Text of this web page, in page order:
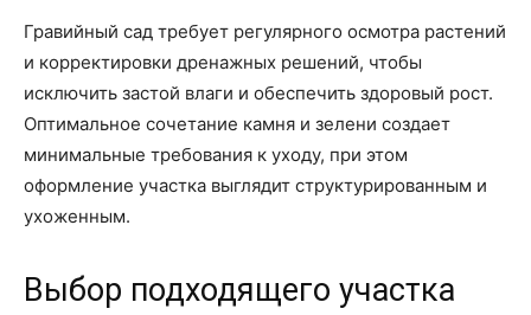
Гравийный сад требует регулярного осмотра растений
и корректировки дренажных решений, чтобы
исключить застой влаги и обеспечить здоровый рост.
Оптимальное сочетание камня и зелени создает
минимальные требования к уходу, при этом
оформление участка выглядит структурированным и
ухоженным.
Выбор подходящего участка